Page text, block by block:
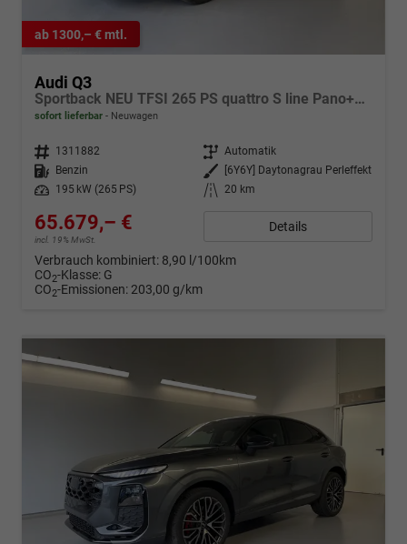
ab 1300,– € mtl.
Audi Q3
Sportback NEU TFSI 265 PS quattro S line Pano+TechPro+Matrix+AHK+HUD+Alu20+KlimaPlus+DCC+SONOS
sofort lieferbar Neuwagen
Fahrzeugnr. 1311882 Getriebe Automatik
Kraftstoff
Benzin Außenfarbe
[6Y6Y] Daytonagrau Perleffekt
Leistung
195 kW (265 PS) Kilometerstand 20 km
65.679,– €
incl. 19% MwSt.
Details
Verbrauch kombiniert: 8,90 l/100km
CO2-Klasse: G
CO2-Emissionen: 203,00 g/km